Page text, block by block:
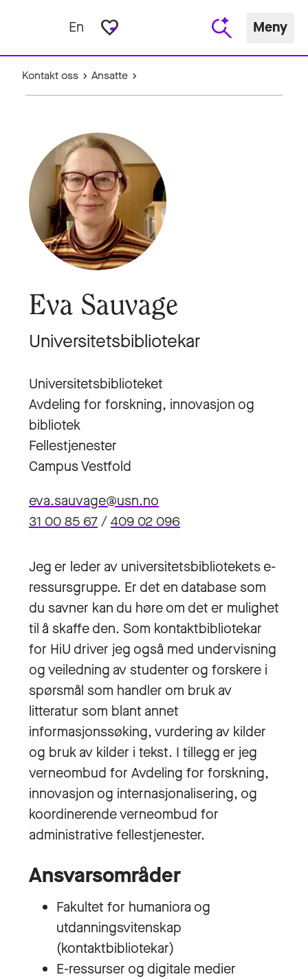
En favorite_border Meny
Kontakt oss Ansatte
Eva Sauvage
Universitetsbibliotekar
Universitetsbiblioteket
Avdeling for forskning, innovasjon og
bibliotek
Fellestjenester
Campus Vestfold
eva.sauvage@usn.no
31 00 85 67/409 02 096
Jeg er leder av universitetsbibliotekets e-
ressursgruppe. Er det en database som
du savner kan du høre om det er mulighet
til å skaffe den. Som kontaktbibliotekar
for HiU driver jeg også med undervisning
og veiledning av studenter og forskere i
spørsmål som handler om bruk av
litteratur som blant annet
informasjonssøking, vurdering av kilder
og bruk av kilder i tekst. I tillegg er jeg
verneombud for Avdeling for forskning,
innovasjon og internasjonalisering, og
koordinerende verneombud for
administrative fellestjenester.
Ansvarsområder
Fakultet for humaniora og
utdanningsvitenskap
(kontaktbibliotekar)
E-ressurser og digitale medier